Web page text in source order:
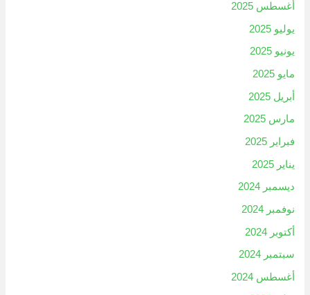
أغسطس 2025
يوليو 2025
يونيو 2025
مايو 2025
أبريل 2025
مارس 2025
فبراير 2025
يناير 2025
ديسمبر 2024
نوفمبر 2024
أكتوبر 2024
سبتمبر 2024
أغسطس 2024